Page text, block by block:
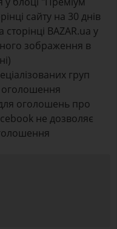
сайту на 30 днів
BAZAR.ua у
зображення в
груп
оголошення
оголошень про
не дозволяє